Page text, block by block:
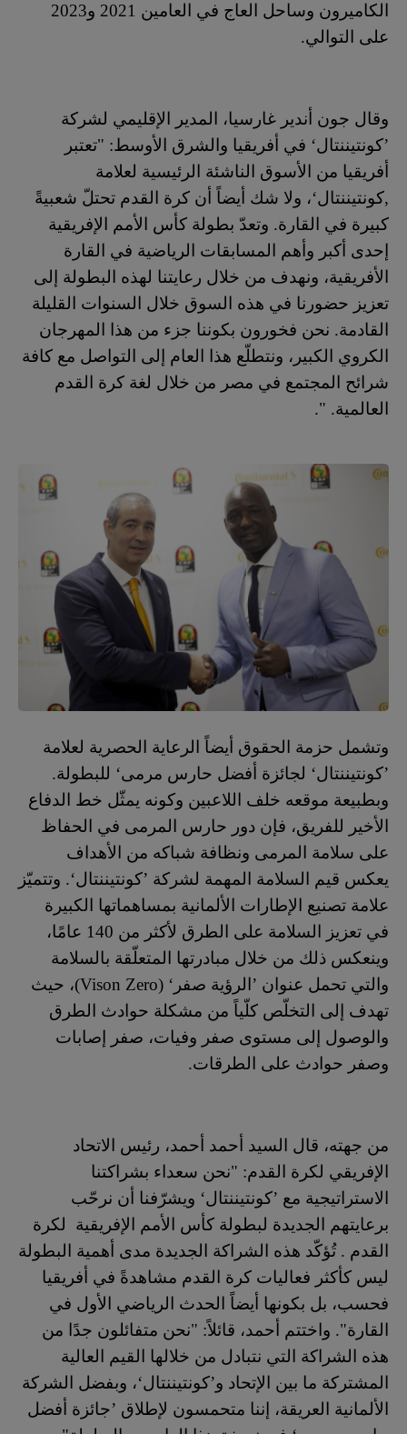
الكاميرون وساحل العاج في العامين 2021 و2023
على التوالي.
وقال جون أندير غارسيا، المدير الإقليمي لشركة
’كونتيننتال‘ في أفريقيا والشرق الأوسط: "تعتبر
أفريقيا من الأسوق الناشئة الرئيسية لعلامة
,كونتيننتال‘، ولا شك أيضاً أن كرة القدم تحتلّ شعبيةً
كبيرة في القارة. وتعدّ بطولة كأس الأمم الإفريقية
إحدى أكبر وأهم المسابقات الرياضية في القارة
الأفريقية، ونهدف من خلال رعايتنا لهذه البطولة إلى
تعزيز حضورنا في هذه السوق خلال السنوات القليلة
القادمة. نحن فخورون بكوننا جزء من هذا المهرجان
الكروي الكبير، ونتطلّع هذا العام إلى التواصل مع كافة
شرائح المجتمع في مصر من خلال لغة كرة القدم
العالمية. ".
وتشمل حزمة الحقوق أيضاً الرعاية الحصرية لعلامة
’كونتيننتال‘ لجائزة أفضل حارس مرمى‘ للبطولة.
وبطبيعة موقعه خلف اللاعبين وكونه يمثّل خط الدفاع
الأخير للفريق، فإن دور حارس المرمى في الحفاظ
على سلامة المرمى ونظافة شباكه من الأهداف
يعكس قيم السلامة المهمة لشركة ’كونتيننتال‘. وتتميّز
علامة تصنيع الإطارات الألمانية بمساهماتها الكبيرة
في تعزيز السلامة على الطرق لأكثر من 140 عامًا،
وينعكس ذلك من خلال مبادرتها المتعلّقة بالسلامة
والتي تحمل عنوان ’الرؤية صفر‘ (Vison Zero)، حيث
تهدف إلى التخلّص كلّياً من مشكلة حوادث الطرق
والوصول إلى مستوى صفر وفيات، صفر إصابات
وصفر حوادث على الطرقات.
من جهته، قال السيد أحمد أحمد، رئيس الاتحاد
الإفريقي لكرة القدم: "نحن سعداء بشراكتنا
الاستراتيجية مع ’كونتيننتال‘ ويشرّفنا أن نرحّب
برعايتهم الجديدة لبطولة كأس الأمم الإفريقية لكرة
القدم . تُؤكّد هذه الشراكة الجديدة مدى أهمية البطولة
ليس كأكثر فعاليات كرة القدم مشاهدةً في أفريقيا
فحسب، بل بكونها أيضاً الحدث الرياضي الأول في
القارة". واختتم أحمد، قائلاً: "نحن متفائلون جدًا من
هذه الشراكة التي نتبادل من خلالها القيم العالية
المشتركة ما بين الإتحاد و’كونتيننتال‘، وبفضل الشركة
الألمانية العريقة، إننا متحمسون لإطلاق ’جائزة أفضل